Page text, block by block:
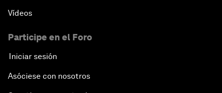
Vídeos
Participe en el Foro
Iniciar sesión
Asóciese con nosotros